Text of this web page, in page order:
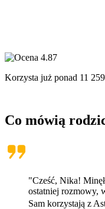
Korzysta już ponad 11
Co mówią
"Cześć, Nika!
ostatniej rozmowy,
Sam korzystają z